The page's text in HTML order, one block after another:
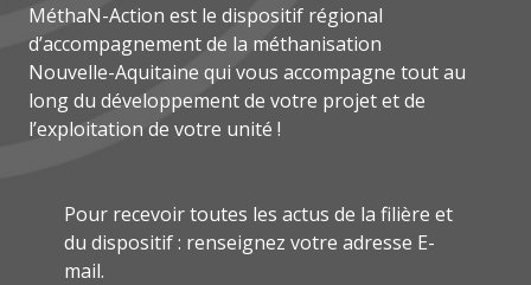
MéthaN-Action est le dispositif régional
d’accompagnement de la méthanisation
Nouvelle-Aquitaine qui vous accompagne tout au
long du développement de votre projet et de
l’exploitation de votre unité !
Pour recevoir toutes les actus de la filière et
du dispositif : renseignez votre adresse E-
mail.